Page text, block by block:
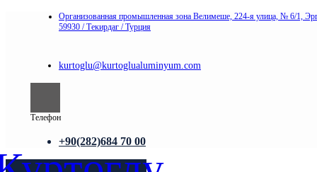
Организованная промышленная зона Велимеше, 224-я улица, № 6/1,
59930 / Текирдаг / Турция
kurtoglu@kurtoglualuminyum.com
Телефон
+90(282)684 70 00